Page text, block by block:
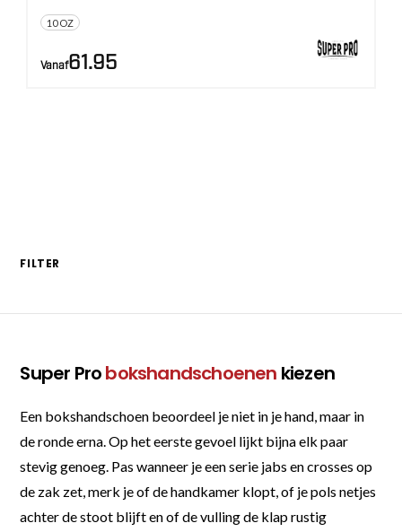
10 OZ
Vanaf61.95
FILTER
Super Probokshandschoenen kiezen
Een bokshandschoen beoordeel je niet in je hand, maar in
de ronde erna. Op het eerste gevoel lijkt bijna elk paar
stevig genoeg. Pas wanneer je een serie jabs en crosses op
de zak zet, merk je of de handkamer klopt, of je pols netjes
achter de stoot blijft en of de vulling de klap rustig